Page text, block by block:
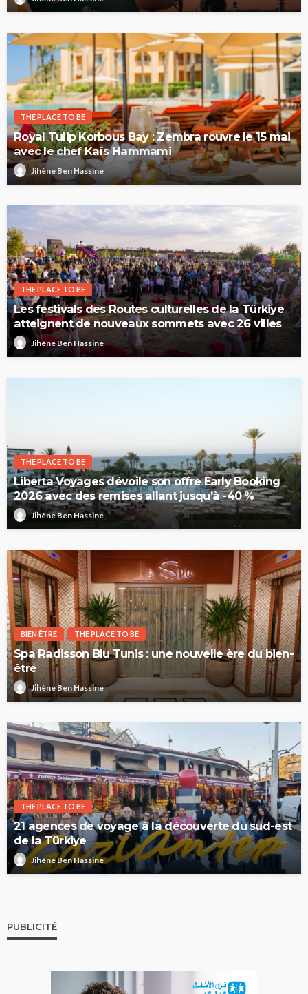
THE PLACE TO BE
Royal Tulip Korbous Bay : Zembra rouvre le 15 mai
avec le chef Kaïs Hammami
Jihène Ben Hassine
THE PLACE TO BE
Les festivals des Routes culturelles de la Türkiye
atteignent de nouveaux sommets avec 26 villes
Jihène Ben Hassine
THE PLACE TO BE
Liberta Voyages dévoile son offre Early Booking
2026 avec des remises allant jusqu’à -40 %
Jihène Ben Hassine
BIEN ÊTRE THE PLACE TO BE
Spa Radisson Blu Tunis : une nouvelle ère du bien-
être
Jihène Ben Hassine
THE PLACE TO BE
21 agences de voyage à la découverte du sud-est
de la Türkiye
Jihène Ben Hassine
PUBLICITÉ